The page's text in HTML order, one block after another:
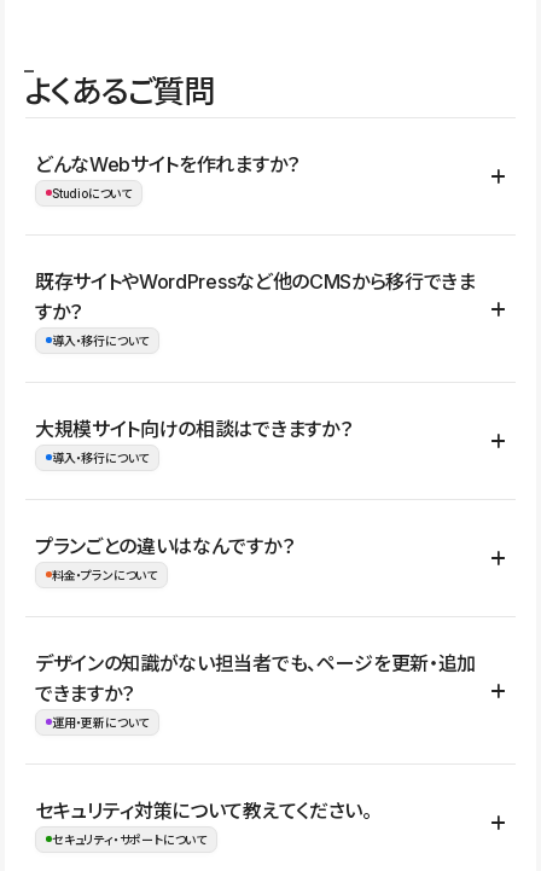
よくあるご質問
どんなWebサイトを作れますか？
Studioについて
コーポレートサイト、サービスサイト、LP、採用サイト、ブロ
グ・メディア、イベントサイト、店舗・商品紹介サイト、ポートフ
ォリオなど幅広く制作できます。
既存サイトやWordPressなど他のCMSから移行できま
すか？
導入・移行について
はい。既存サイトの構成やコンテンツ、URLを整理したうえで、
Studio上に再構築する形で移行できます。 WordPressの場合は、
イト全体のデザインや設定がそのまま移行されるわけではないた
め、移行後にページ構成やデザイン、CMS設計、URL・リダイレク
大規模サイト向けの相談はできますか？
導入・移行について
はい。アクセス規模が大きいサイトや、複数部門での運用、権限管
理、セキュリティ確認、既存システムとの連携など、個別の要件が
ない段階でも、お問い合わせください。
お問合せはこちら
プランごとの違いはなんですか？
料金・プランについて
公開ページ数、バージョン履歴の期間、CMS利用数の上限、権限
管理の有無などがプランごとに異なります。詳しくは料金プランペ
ージをご覧ください。
デザインの知識がない担当者でも、ページを更新・追加
できますか？
運用・更新について
はい。CMSやコンポーネントを活用して更新範囲を設計しておく
ことで、デザインを崩しにくい状態で運用できます。 さらにコン
セキュリティ対策について教えてください。
セキュリティ・サポートについて